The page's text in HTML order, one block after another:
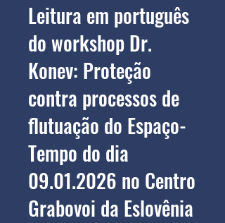
Leitura em português
do workshop Dr.
Konev: Proteção
contra processos de
flutuação do Espaço-
Tempo do dia
09.01.2026 no Centro
Grabovoi da Eslovênia